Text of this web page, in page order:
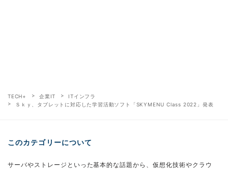
TECH+ 企業IT
ITインフラ
Ｓｋｙ、タブレットに対応した学習活動ソフト「SKYMENU Class 2022」発表
このカテゴリーについて
サーバやストレージといった基本的な話題から、仮想化技術やクラウ